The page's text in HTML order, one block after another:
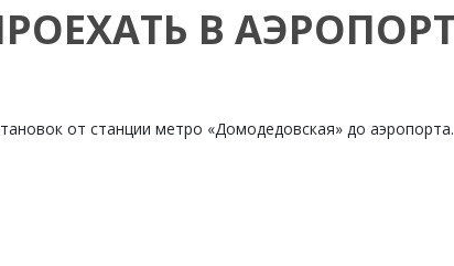
В АЭРОПОРТ
от станции метро «Домодедовская» до аэропорта.